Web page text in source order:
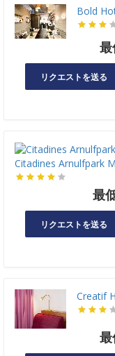
Bold
最
リクエストを送る
Citadines Arnulfpark
最
リクエストを送る
Creatif
最